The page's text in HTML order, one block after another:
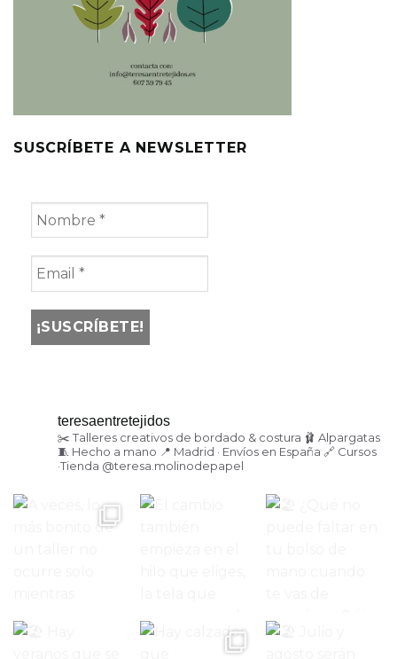
SUSCRÍBETE A NEWSLETTER
teresaentretejidos
✂️ Talleres creativos de bordado & costura 🩰 Alpargatas
🧵 Hecho a mano 📍 Madrid · Envíos en España 🔗 Cursos
·Tienda @teresa.molinodepapel